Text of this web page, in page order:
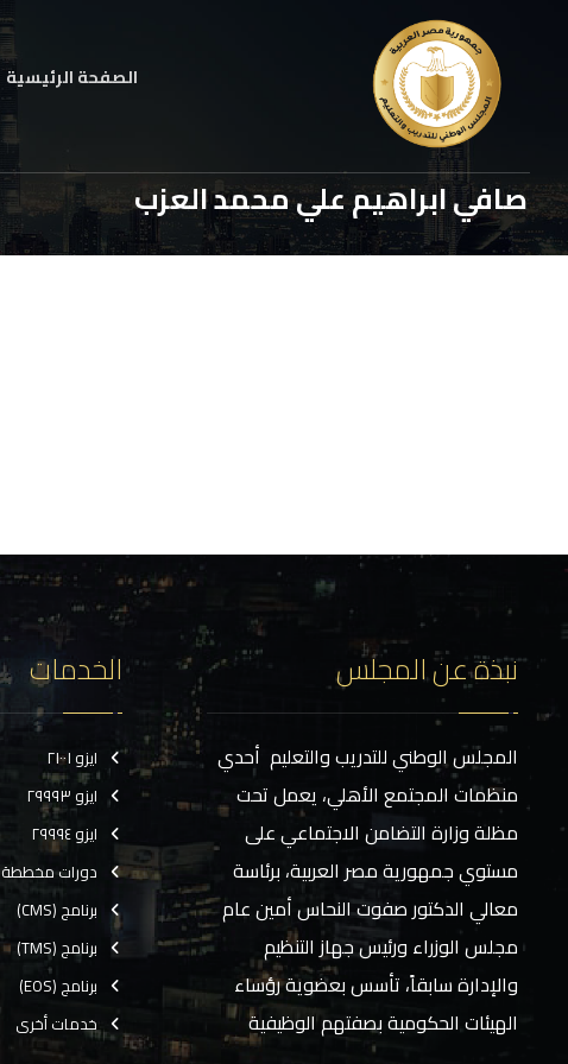
الصفحة الرئيسية
صافي ابراهيم علي محمد العزب
نبذة عن المجلس
المجلس الوطني للتدريب والتعليم أحدي
منظمات المجتمع الأهلي، يعمل تحت
مظلة وزارة التضامن الاجتماعي على
مستوي جمهورية مصر العربية، برئاسة
معالي الدكتور صفوت النحاس أمين عام
مجلس الوزراء ورئيس جهاز التنظيم
والإدارة سابقاً، تأسس بعضوية رؤساء
الهيئات الحكومية بصفتهم الوظيفية
الخدمات
ايزو ٢١٠٠١
ايزو ٢٩٩٩٣
ايزو ٢٩٩٩٤
دورات مخططة
برنامج (CMS)
برنامج (TMS)
برنامج (EOS)
خدمات أخرى